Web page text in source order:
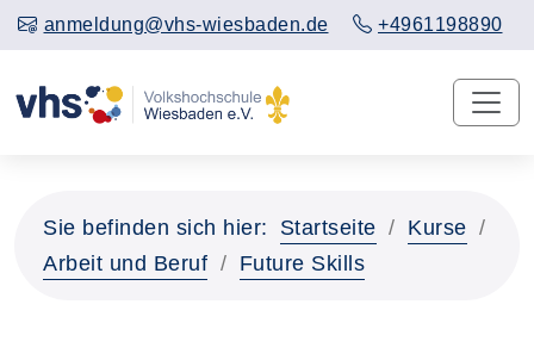
anmeldung@vhs-wiesbaden.de +4961198890
Sie befinden sich hier: Startseite
Kurse
Arbeit und Beruf
Future Skills